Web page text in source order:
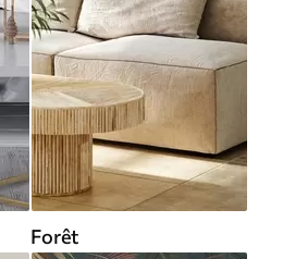
Forêt